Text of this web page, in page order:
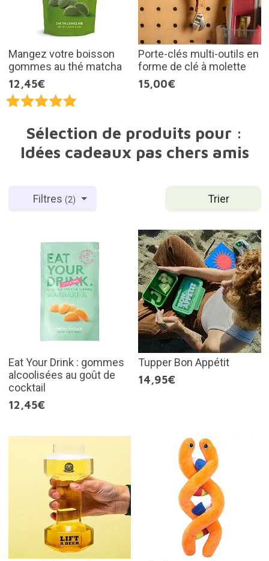
Mangez votre boisson
gommes au thé matcha
12,45€
Porte-clés multi-outils en
forme de clé à molette
15,00€
Sélection de produits pour :
Idées cadeaux pas chers amis
Trier
Filtres(2)
Eat Your Drink : gommes
alcoolisées au goût de
cocktail
12,45€
Tupper Bon Appétit
14,95€